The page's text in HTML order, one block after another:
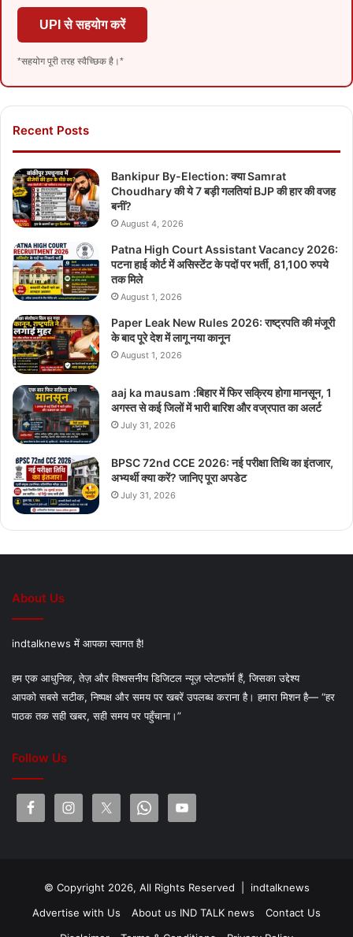
UPI से सहयोग करें
*सहयोग पूरी तरह स्वैच्छिक है।*
Recent Posts
Bankipur By-Election: क्या Samrat
Choudhary की ये 7 बड़ी गलतियां BJP की हार की वजह
बनीं?
August 4, 2026
Patna High Court Assistant Vacancy 2026:
पटना हाई कोर्ट में असिस्टेंट के पदों पर भर्ती, 81,100 रुपये
तक मिले
August 1, 2026
Paper Leak New Rules 2026: राष्ट्रपति की मंजूरी
के बाद पूरे देश में लागू नया कानून
August 1, 2026
aaj ka mausam :बिहार में फिर सक्रिय होगा मानसून, 1
अगस्त से कई जिलों में भारी बारिश और वज्रपात का अलर्ट
July 31, 2026
BPSC 72nd CCE 2026: नई परीक्षा तिथि का इंतजार,
अभ्यर्थी क्या करें? जानिए पूरा अपडेट
July 31, 2026
About Us
indtalknews में आपका स्वागत है!
हम एक आधुनिक, तेज़ और विश्वसनीय डिजिटल न्यूज़ प्लेटफॉर्म हैं, जिसका उद्देश्य
आपको सबसे सटीक, निष्पक्ष और समय पर खबरें उपलब्ध कराना है। हमारा मिशन है— “हर
पाठक तक सही खबर, सही समय पर पहुँचाना।”
Follow Us
© Copyright 2026, All Rights Reserved | indtalknews
Advertise with Us
About us IND TALK news
Contact Us